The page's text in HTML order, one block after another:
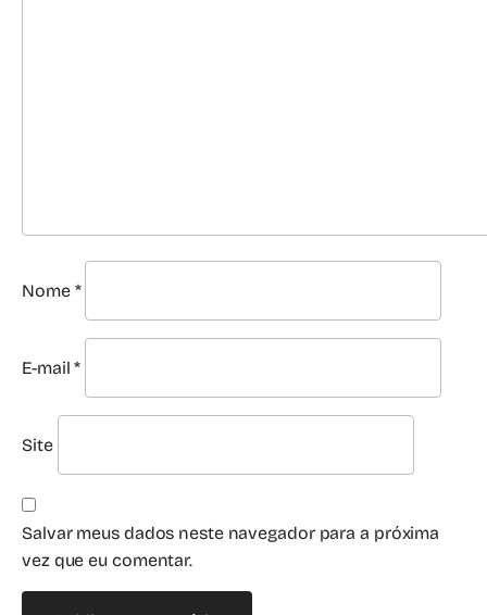
Nome *
E-mail*
Site
Salvar meus dados neste navegador para a próxima
vez que eu comentar.